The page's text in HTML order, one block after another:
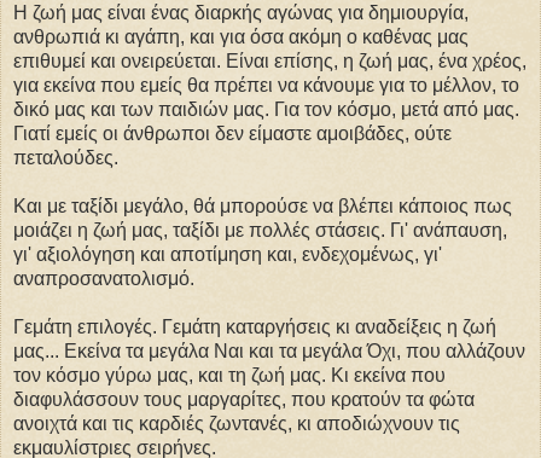
Η ζωή μας είναι ένας διαρκής αγώνας για δημιουργία,
ανθρωπιά κι αγάπη, και για όσα ακόμη ο καθένας μας
επιθυμεί και ονειρεύεται. Είναι επίσης, η ζωή μας, ένα χρέος,
για εκείνα που εμείς θα πρέπει να κάνουμε για το μέλλον, το
δικό μας και των παιδιών μας. Για τον κόσμο, μετά από μας.
Γιατί εμείς οι άνθρωποι δεν είμαστε αμοιβάδες, ούτε
πεταλούδες.
Kαι με ταξίδι μεγάλο, θά μπορούσε να βλέπει κάποιος πως
μοιάζει η ζωή μας, ταξίδι με πολλές στάσεις. Γι' ανάπαυση,
γι' αξιολόγηση και αποτίμηση και, ενδεχομένως, γι'
αναπροσανατολισμό.
Γεμάτη επιλογές. Γεμάτη καταργήσεις κι αναδείξεις η ζωή
μας... Εκείνα τα μεγάλα Ναι και τα μεγάλα Όχι, που αλλάζουν
τον κόσμο γύρω μας, και τη ζωή μας. Κι εκείνα που
διαφυλάσσουν τους μαργαρίτες, που κρατούν τα φώτα
ανοιχτά και τις καρδιές ζωντανές, κι αποδιώχνουν τις
εκμαυλίστριες σειρήνες.